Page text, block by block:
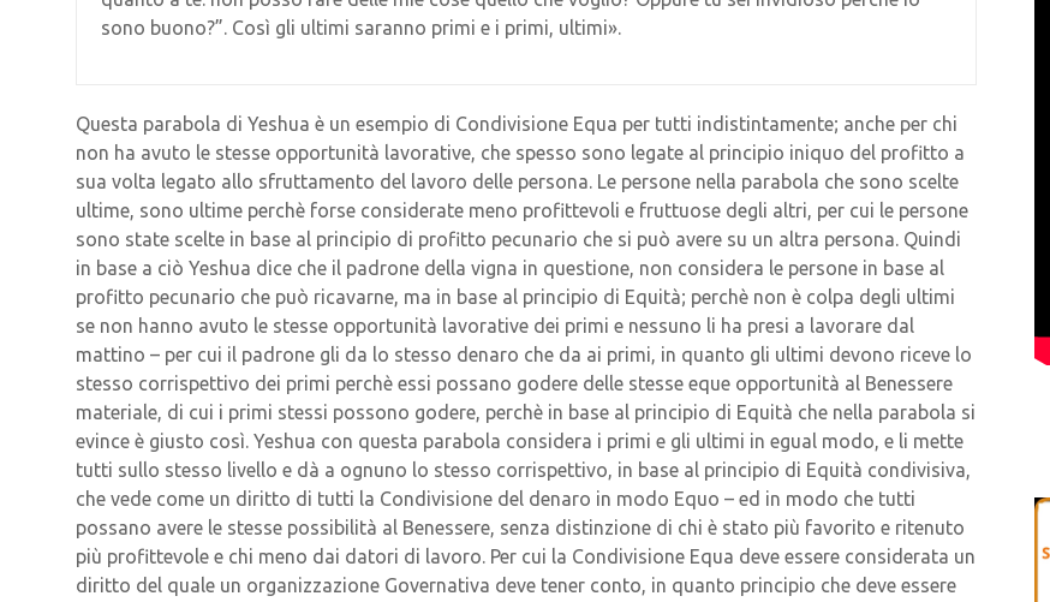
sono buono?”. Così gli ultimi saranno primi e i primi, ultimi».
Questa parabola di Yeshua è un esempio di Condivisione Equa per tutti indistintamente; anche per chi
non ha avuto le stesse opportunità lavorative, che spesso sono legate al principio iniquo del profitto a
sua volta legato allo sfruttamento del lavoro delle persona. Le persone nella parabola che sono scelte
ultime, sono ultime perchè forse considerate meno profittevoli e fruttuose degli altri, per cui le persone
sono state scelte in base al principio di profitto pecunario che si può avere su un altra persona. Quindi
in base a ciò Yeshua dice che il padrone della vigna in questione, non considera le persone in base al
profitto pecunario che può ricavarne, ma in base al principio di Equità; perchè non è colpa degli ultimi
se non hanno avuto le stesse opportunità lavorative dei primi e nessuno li ha presi a lavorare dal
mattino – per cui il padrone gli da lo stesso denaro che da ai primi, in quanto gli ultimi devono riceve lo
stesso corrispettivo dei primi perchè essi possano godere delle stesse eque opportunità al Benessere
materiale, di cui i primi stessi possono godere, perchè in base al principio di Equità che nella parabola si
evince è giusto così. Yeshua con questa parabola considera i primi e gli ultimi in egual modo, e li mette
tutti sullo stesso livello e dà a ognuno lo stesso corrispettivo, in base al principio di Equità condivisiva,
che vede come un diritto di tutti la Condivisione del denaro in modo Equo – ed in modo che tutti
possano avere le stesse possibilità al Benessere, senza distinzione di chi è stato più favorito e ritenuto
più profittevole e chi meno dai datori di lavoro. Per cui la Condivisione Equa deve essere considerata un
diritto del quale un organizzazione Governativa deve tener conto, in quanto principio che deve essere